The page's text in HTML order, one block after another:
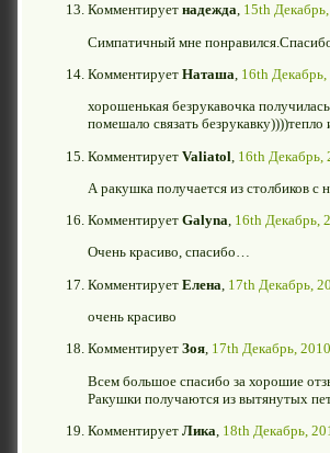
Комментирует надежда, 15th
Симпатичный мне
Комментирует Наташа 16th Декабрь,
хорошенькая безрукавочка
помешало связать
Комментирует Valiatol 16th Декабрь,
А ракушка получается из столбиков
Комментирует Galyna, 16th Декабрь,
Очень красиво, спасибо…
Комментирует Елена 17th Декабрь,
очень красиво
Комментирует Зоя, 17th Декабрь,
Всем большое спасибо за хорошие
Ракушки получаются из вытянутых
Комментирует Лика, 18th Декабрь,